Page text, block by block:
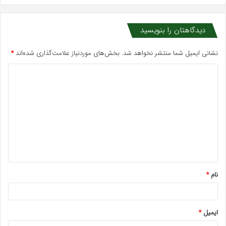
دیدگاهتان را بنویسید
نشانی ایمیل شما منتشر نخواهد شد. بخش‌های موردنیاز علامت‌گذاری شده‌اند*
*
نام*
ایمیل*